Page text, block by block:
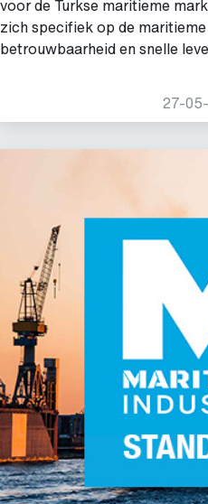
voor de Turkse maritieme
zich specifiek op de
betrouwbaarheid en snelle
27-